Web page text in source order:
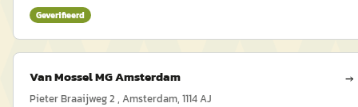
Geverifieerd
Van Mossel MG Amsterdam →
Pieter Braaijweg 2 , Amsterdam, 1114 AJ